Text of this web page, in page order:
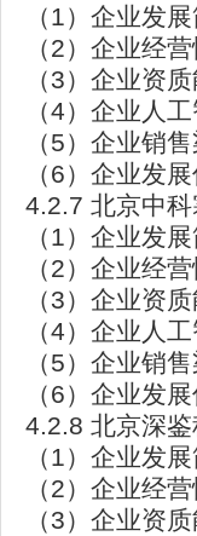
（1）企业发
（2）企业经
（3）企业资
（4）企业人
（5）企业销
（6）企业发
4.2.7 北京中
（1）企业发
（2）企业经
（3）企业资
（4）企业人
（5）企业销
（6）企业发
4.2.8 北京深鉴
（1）企业发
（2）企业经
（3）企业资